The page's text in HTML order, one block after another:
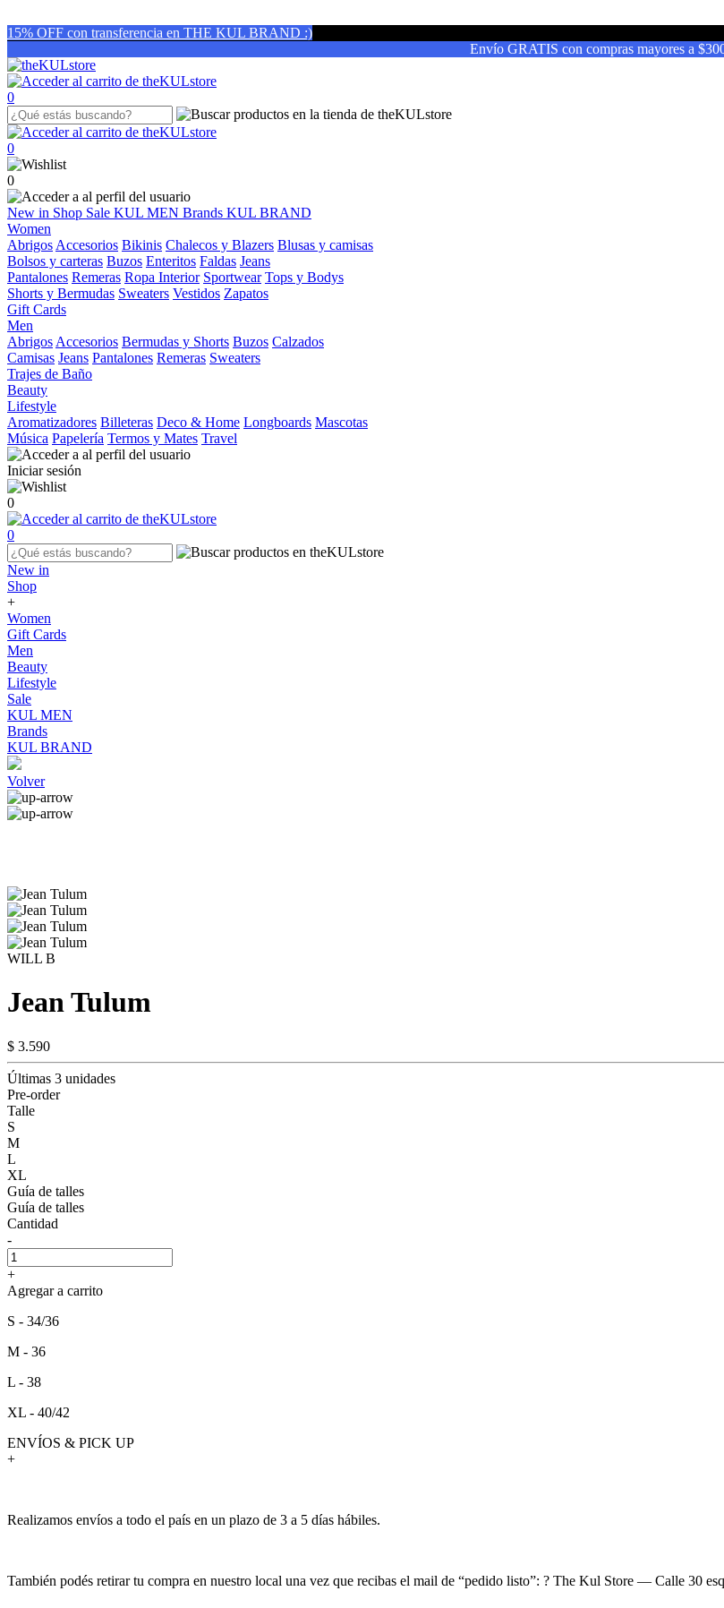
15% OFF con transferencia en THE KUL BRAND :)
Envío GRATIS con compras mayores a
0
0
0
New in Shop Sale KUL MEN Brands KUL BRAND
Women
Abrigos Accesorios Bikinis Chalecos y Blazers Blusas y camisas
Bolsos y carteras Buzos Enteritos Faldas Jeans
Pantalones Remeras Ropa Interior Sportwear Tops y Bodys
Shorts y Bermudas Sweaters Vestidos Zapatos
Gift Cards
Men
Abrigos Accesorios Bermudas y Shorts Buzos Calzados
Camisas Jeans Pantalones Remeras Sweaters
Trajes de Baño
Beauty
Lifestyle
Aromatizadores Billeteras Deco & Home Longboards Mascotas
Música Papelería Termos y Mates Travel
Iniciar sesión
0
0
New in
Shop
+
Women
Gift Cards
Men
Beauty
Lifestyle
Sale
KUL MEN
Brands
KUL BRAND
Volver
WILL B
Jean Tulum
$ 3.590
Últimas 3 unidades
Pre-order
Talle
S
M
L
XL
Guía de talles
Guía de talles
Cantidad
-
+
Agregar a carrito
S - 34/36
M - 36
L - 38
XL - 40/42
ENVÍOS & PICK UP
+
Realizamos envíos a todo el país en un plazo de 3 a 5 días hábiles.
También podés retirar tu compra en nuestro local una vez que recibas el mail de “pedido listo”: ? The Kul Store — Calle 30